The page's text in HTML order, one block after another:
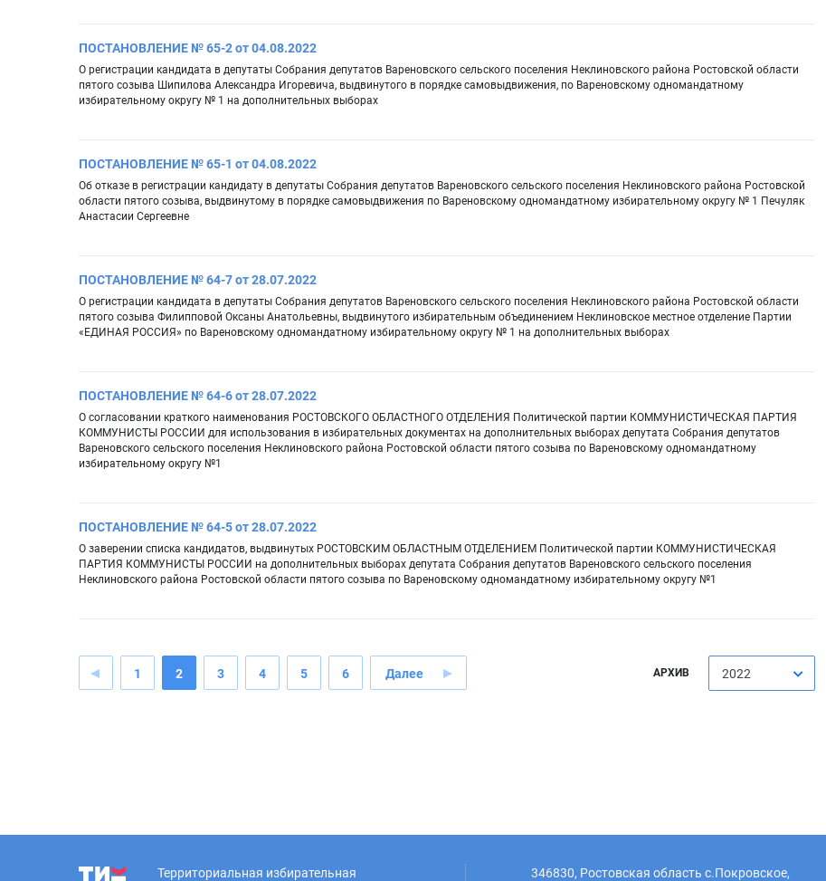
ПОСТАНОВЛЕНИЕ № 65-2 от 04.08.2022
О регистрации кандидата в депутаты Собрания депутатов Вареновского сельского поселения Неклиновского района Ростовской области
пятого созыва Шипилова Александра Игоревича, выдвинутого в порядке самовыдвижения, по Вареновскому одномандатному
избирательному округу № 1 на дополнительных выборах
ПОСТАНОВЛЕНИЕ № 65-1 от 04.08.2022
Об отказе в регистрации кандидату в депутаты Собрания депутатов Вареновского сельского поселения Неклиновского района Ростовской
области пятого созыва, выдвинутому в порядке самовыдвижения по Вареновскому одномандатному избирательному округу № 1 Печуляк
Анастасии Сергеевне
ПОСТАНОВЛЕНИЕ № 64-7 от 28.07.2022
О регистрации кандидата в депутаты Собрания депутатов Вареновского сельского поселения Неклиновского района Ростовской области
пятого созыва Филипповой Оксаны Анатольевны, выдвинутого избирательным объединением Неклиновское местное отделение Партии
«ЕДИНАЯ РОССИЯ» по Вареновскому одномандатному избирательному округу № 1 на дополнительных выборах
ПОСТАНОВЛЕНИЕ № 64-6 от 28.07.2022
О согласовании краткого наименования РОСТОВСКОГО ОБЛАСТНОГО ОТДЕЛЕНИЯ Политической партии КОММУНИСТИЧЕСКАЯ ПАРТИЯ
КОММУНИСТЫ РОССИИ для использования в избирательных документах на дополнительных выборах депутата Собрания депутатов
Вареновского сельского поселения Неклиновского района Ростовской области пятого созыва по Вареновскому одномандатному
избирательному округу №1
ПОСТАНОВЛЕНИЕ № 64-5 от 28.07.2022
О заверении списка кандидатов, выдвинутых РОСТОВСКИМ ОБЛАСТНЫМ ОТДЕЛЕНИЕМ Политической партии КОММУНИСТИЧЕСКАЯ
ПАРТИЯ КОММУНИСТЫ РОССИИ на дополнительных выборах депутата Собрания депутатов Вареновского сельского поселения
Неклиновского района Ростовской области пятого созыва по Вареновскому одномандатному избирательному округу №1
1 2 3 4 5 6 Далее АРХИВ 2022
Территориальная избирательная 346830, Ростовская область с.Покровское,